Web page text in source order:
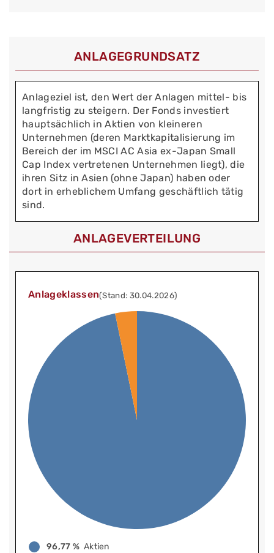
ANLAGEGRUNDSATZ
Anlageziel ist, den Wert der Anlagen mittel- bis
langfristig zu steigern. Der Fonds investiert
hauptsächlich in Aktien von kleineren
Unternehmen (deren Marktkapitalisierung im
Bereich der im MSCI AC Asia ex-Japan Small
Cap Index vertretenen Unternehmen liegt), die
ihren Sitz in Asien (ohne Japan) haben oder
dort in erheblichem Umfang geschäftlich tätig
sind.
ANLAGEVERTEILUNG
Anlageklassen(Stand: 30.04.2026)
96,77 % Aktien